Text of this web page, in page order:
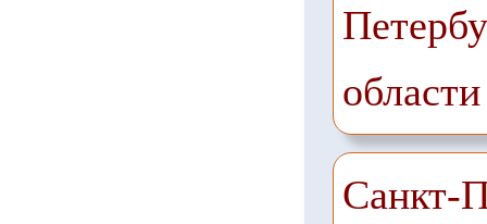
области
Санкт-